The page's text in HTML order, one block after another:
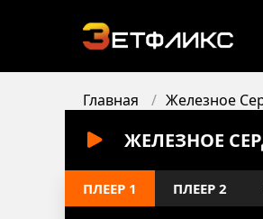
Главная Железное
ЖЕЛЕЗНОЕ
ПЛЕЕР 1 ПЛЕЕР 2